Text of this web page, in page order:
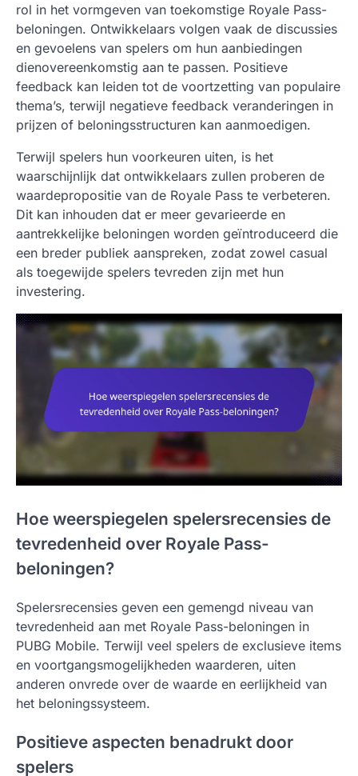
rol in het vormgeven van toekomstige Royale Pass-
beloningen. Ontwikkelaars volgen vaak de discussies
en gevoelens van spelers om hun aanbiedingen
dienovereenkomstig aan te passen. Positieve
feedback kan leiden tot de voortzetting van populaire
thema’s, terwijl negatieve feedback veranderingen in
prijzen of beloningsstructuren kan aanmoedigen.
Terwijl spelers hun voorkeuren uiten, is het
waarschijnlijk dat ontwikkelaars zullen proberen de
waardepropositie van de Royale Pass te verbeteren.
Dit kan inhouden dat er meer gevarieerde en
aantrekkelijke beloningen worden geïntroduceerd die
een breder publiek aanspreken, zodat zowel casual
als toegewijde spelers tevreden zijn met hun
investering.
Hoe weerspiegelen spelersrecensies de
tevredenheid over Royale Pass-
beloningen?
Spelersrecensies geven een gemengd niveau van
tevredenheid aan met Royale Pass-beloningen in
PUBG Mobile. Terwijl veel spelers de exclusieve items
en voortgangsmogelijkheden waarderen, uiten
anderen onvrede over de waarde en eerlijkheid van
het beloningssysteem.
Positieve aspecten benadrukt door
spelers